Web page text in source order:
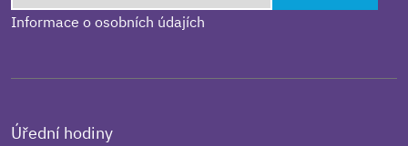
Informace o osobních údajích
Úřední hodiny